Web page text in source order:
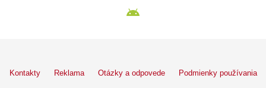
Kontakty Reklama Otázky a odpovede Podmienky používania